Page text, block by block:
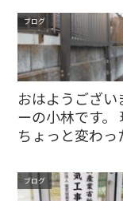
いしました。味
職人さんは普...
ブログ
おはようござ
ーの小林です。
ちょっと変わ
ルミフェンス
したいというご
ブログ